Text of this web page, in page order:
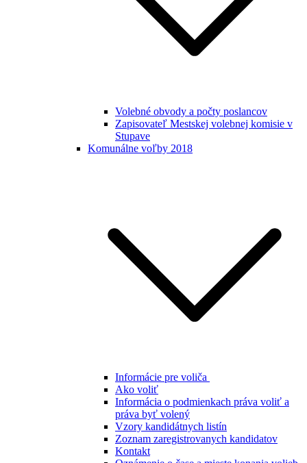
Volebné obvody a počty poslancov
Zapisovateľ Mestskej volebnej komisie v
Stupave
Komunálne voľby 2018
Informácie pre voliča
Ako voliť
Informácia o podmienkach práva voliť a
práva byť volený
Vzory kandidátnych listín
Zoznam zaregistrovanych kandidatov
Kontakt